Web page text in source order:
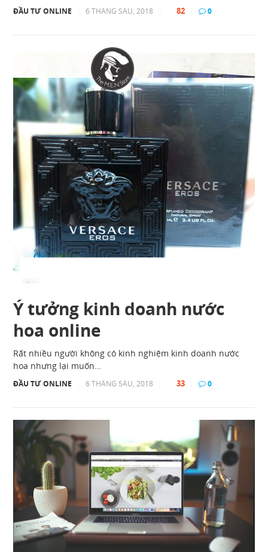
ĐẦU TƯ ONLINE 6 THÁNG SÁU, 2018 82 0
Ý tưởng kinh doanh nước
hoa online
Rất nhiều người không có kinh nghiệm kinh doanh nước
hoa nhưng lại muốn…
ĐẦU TƯ ONLINE 6 THÁNG SÁU, 2018 33 0